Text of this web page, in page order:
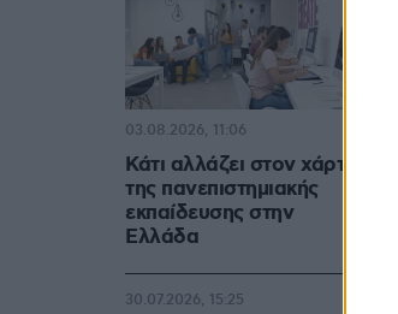
Κάτι αλλάζει στον χάρτη
της πανεπιστημιακής
εκπαίδευσης στην
Ελλάδα
03.08.2026, 11:06
30.07.2026, 15:25